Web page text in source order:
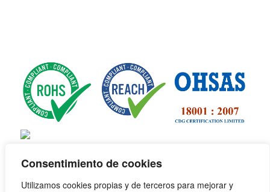
Consentimiento de cookies
Utilizamos cookies propias y de terceros para mejorar y